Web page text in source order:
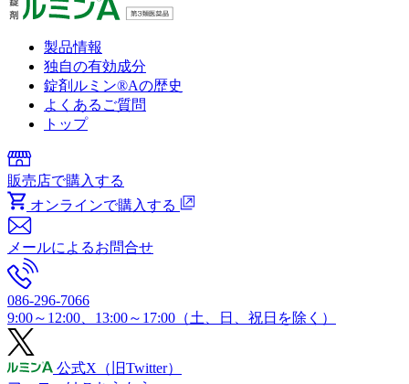
製品情報
独自の有効成分
錠剤ルミン®︎Aの歴史
よくあるご質問
トップ
販売店で購入する
オンラインで購入する
メールによるお問合せ
086-296-7066
9:00～12:00、13:00～17:00（土、日、祝日を除く）
公式X （旧Twitter）